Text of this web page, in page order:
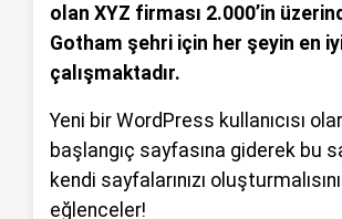
olan XYZ firması 2.000’in
Gotham şehri için her şeyin en
çalışmaktadır.
Yeni bir WordPress kullanıcısı
başlangıç sayfasına giderek bu
kendi sayfalarınızı
eğlenceler!